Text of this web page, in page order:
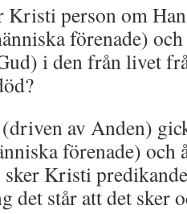
Kristi person om
förenade)
i den från livet
av Anden)
förenade) och
Kristi
det står att det sker